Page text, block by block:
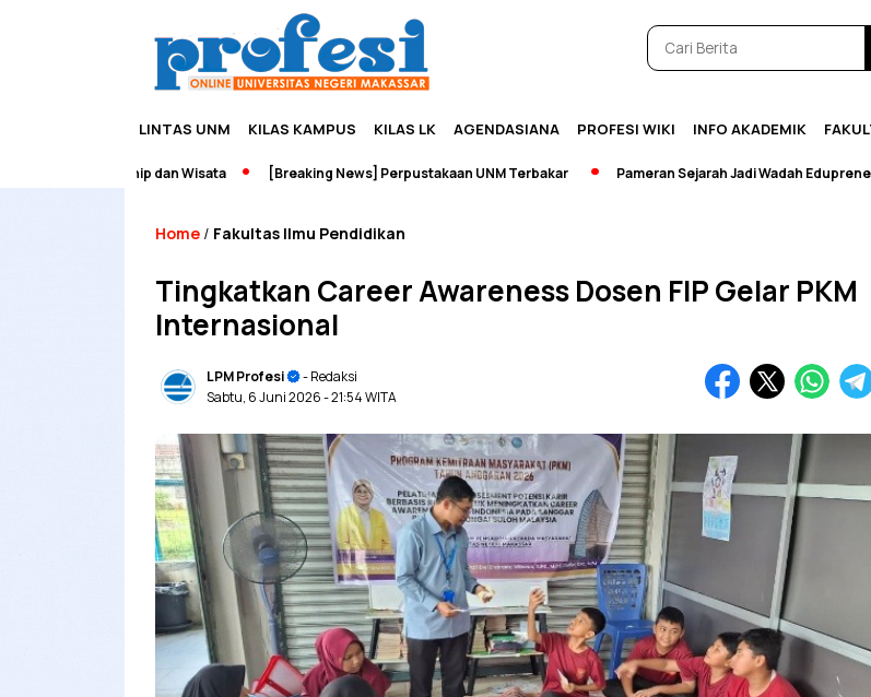
LINTAS UNM KILAS KAMPUS KILAS LK AGENDASIANA PROFESI WIKI INFO AKADEMIK
dan Wisata [Breaking News] Perpustakaan UNM Terbakar Pameran Sejarah Jadi Wadah Edupreneurship
Home / Fakultas Ilmu Pendidikan
Tingkatkan Career Awareness Dosen FIP Gelar PKM
Internasional
LPM Profesi
- Redaksi
Sabtu, 6 Juni 2026- 21:54 WITA